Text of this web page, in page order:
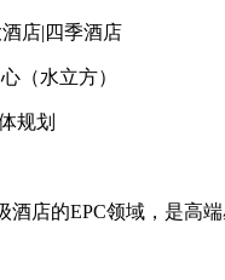
店|四季酒店
（水立方）
规划
店的EPC领域，是高